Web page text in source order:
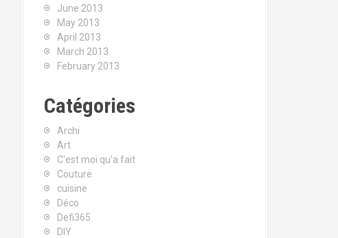
June 2013
May 2013
April 2013
March 2013
February 2013
Catégories
Archi
Art
C'est moi qu'a fait
Couture
cuisine
Déco
Defi365
DIY